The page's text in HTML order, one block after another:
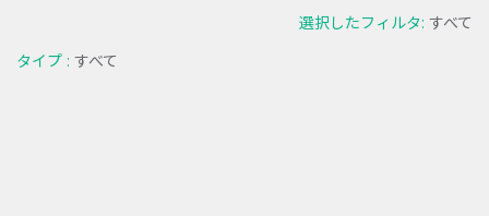
選択したフィルタ: すべて
タイプ : すべて